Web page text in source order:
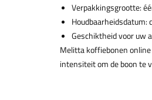
Verpakkingsgrootte:
Houdbaarheidsdatum:
Geschiktheid voor uw
Melitta koffiebonen
intensiteit om de boon te